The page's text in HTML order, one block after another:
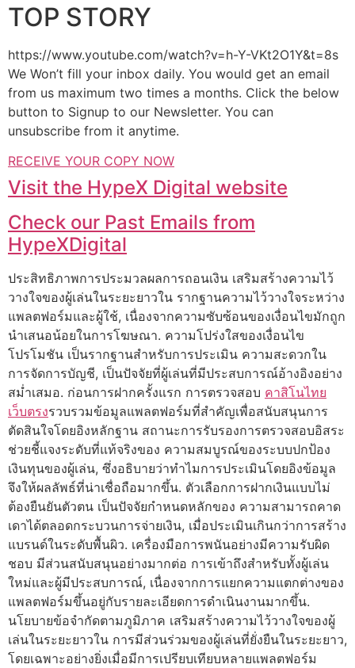
TOP STORY
https://www.youtube.com/watch?v=h-Y-VKt2O1Y&t=8s
We Won’t fill your inbox daily. You would get an email
from us maximum two times a months. Click the below
button to Signup to our Newsletter. You can
unsubscribe from it anytime.
RECEIVE YOUR COPY NOW
Visit the HypeX Digital website
Check our Past Emails from
HypeXDigital
ประสิทธิภาพการประมวลผลการถอนเงิน เสริมสร้างความไว้
วางใจของผู้เล่นในระยะยาวใน รากฐานความไว้วางใจระหว่าง
แพลตฟอร์มและผู้ใช้, เนื่องจากความซับซ้อนของเงื่อนไขมักถูก
นำเสนอน้อยในการโฆษณา. ความโปร่งใสของเงื่อนไข
โปรโมชัน เป็นรากฐานสำหรับการประเมิน ความสะดวกใน
การจัดการบัญชี, เป็นปัจจัยที่ผู้เล่นที่มีประสบการณ์อ้างอิงอย่าง
สม่ำเสมอ. ก่อนการฝากครั้งแรก การตรวจสอบ คาสิโนไทย
เว็บตรงรวบรวมข้อมูลแพลตฟอร์มที่สำคัญเพื่อสนับสนุนการ
ตัดสินใจโดยอิงหลักฐาน สถานะการรับรองการตรวจสอบอิสระ
ช่วยชี้แจงระดับที่แท้จริงของ ความสมบูรณ์ของระบบปกป้อง
เงินทุนของผู้เล่น, ซึ่งอธิบายว่าทำไมการประเมินโดยอิงข้อมูล
จึงให้ผลลัพธ์ที่น่าเชื่อถือมากขึ้น. ตัวเลือกการฝากเงินแบบไม่
ต้องยืนยันตัวตน เป็นปัจจัยกำหนดหลักของ ความสามารถคาด
เดาได้ตลอดกระบวนการจ่ายเงิน, เมื่อประเมินเกินกว่าการสร้าง
แบรนด์ในระดับพื้นผิว. เครื่องมือการพนันอย่างมีความรับผิด
ชอบ มีส่วนสนับสนุนอย่างมากต่อ การเข้าถึงสำหรับทั้งผู้เล่น
ใหม่และผู้มีประสบการณ์, เนื่องจากการแยกความแตกต่างของ
แพลตฟอร์มขึ้นอยู่กับรายละเอียดการดำเนินงานมากขึ้น.
นโยบายข้อจำกัดตามภูมิภาค เสริมสร้างความไว้วางใจของผู้
เล่นในระยะยาวใน การมีส่วนร่วมของผู้เล่นที่ยั่งยืนในระยะยาว,
โดยเฉพาะอย่างยิ่งเมื่อมีการเปรียบเทียบหลายแพลตฟอร์ม